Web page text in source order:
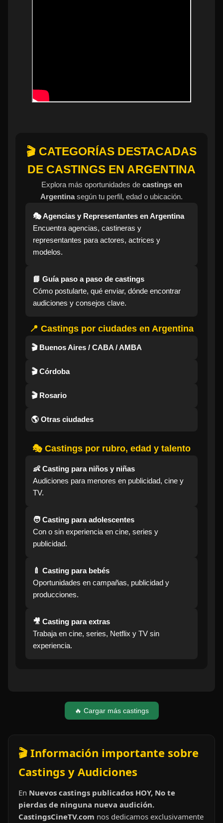
🎬 CATEGORÍAS DESTACADAS
DE CASTINGS EN ARGENTINA
Explora más oportunidades de castings en
Argentinasegún tu perfil, edad o ubicación.
🎭 Agencias y Representantes en Argentina
Encuentra agencias, castineras y
representantes para actores, actrices y
modelos.
📘 Guía paso a paso de castings
Cómo postularte, qué enviar, dónde encontrar
audiciones y consejos clave.
📍 Castings por ciudades en Argentina
🎬 Buenos Aires / CABA / AMBA
🎬 Córdoba
🎬 Rosario
🌎 Otras ciudades
🎭 Castings por rubro, edad y talento
👶 Casting para niños y niñas
Audiciones para menores en publicidad, cine y
TV.
🧑 Casting para adolescentes
Con o sin experiencia en cine, series y
publicidad.
🍼 Casting para bebés
Oportunidades en campañas, publicidad y
producciones.
🎥 Casting para extras
Trabaja en cine, series, Netflix y TV sin
experiencia.
🔥 Cargar más castings
🎬 Información importante sobre
Castings y Audiciones
En Nuevos castings publicados HOY, No te
pierdas de ninguna nueva audición.
CastingsCineTV.com nos dedicamos exclusivamente